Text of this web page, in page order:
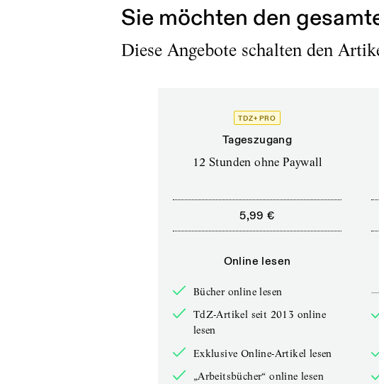
Sie möchten den
Diese Angebote schalten den
TDZ+ PRO
Tageszugang
12 Stunden ohne Paywall
5,99 €
Online lesen
Bücher online lesen
TdZ-Artikel seit 2013 online
lesen
Exklusive Online-Artikel lesen
„Arbeitsbücher“ online lesen